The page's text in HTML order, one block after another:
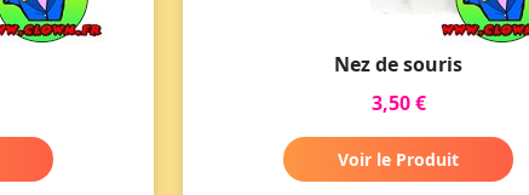
Nez de souris
3,50 €
Voir le Produit